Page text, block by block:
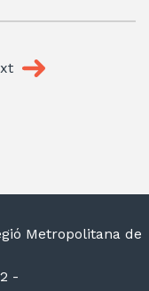
Metropolitana de
-